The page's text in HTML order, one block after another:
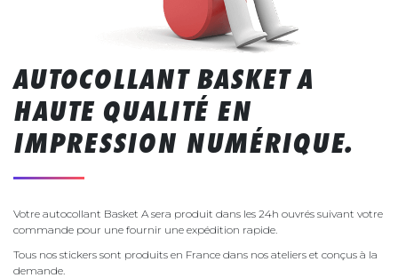
AUTOCOLLANT BASKET A
HAUTE QUALITÉ EN
IMPRESSION NUMÉRIQUE.
Votre autocollant Basket A sera produit dans les 24h ouvrés suivant votre
commande pour une fournir une expédition rapide.
Tous nos stickers sont produits en France dans nos ateliers et conçus à la
demande.